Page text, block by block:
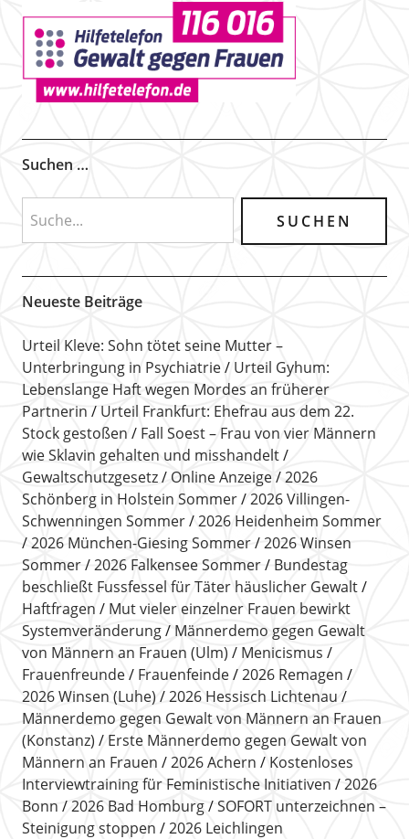
Suchen …
Neueste Beiträge
Urteil Kleve: Sohn tötet seine Mutter –
Unterbringung in Psychiatrie
Urteil Gyhum:
Lebenslange Haft wegen Mordes an früherer
Partnerin
Urteil Frankfurt: Ehefrau aus dem 22.
Stock gestoßen
Fall Soest – Frau von vier Männern
wie Sklavin gehalten und misshandelt
Gewaltschutzgesetz
Online Anzeige
2026
Schönberg in Holstein Sommer
2026 Villingen-
Schwenningen Sommer
2026 Heidenheim Sommer
2026 München-Giesing Sommer
2026 Winsen
Sommer
2026 Falkensee Sommer
Bundestag
beschließt Fussfessel für Täter häuslicher Gewalt
Haftfragen
Mut vieler einzelner Frauen bewirkt
Systemveränderung
Männerdemo gegen Gewalt
von Männern an Frauen (Ulm)
Menicismus
Frauenfreunde
Frauenfeinde
2026 Remagen
2026 Winsen (Luhe)
2026 Hessisch Lichtenau
Männerdemo gegen Gewalt von Männern an Frauen
(Konstanz)
Erste Männerdemo gegen Gewalt von
Männern an Frauen
2026 Achern
Kostenloses
Interviewtraining für Feministische Initiativen
2026
Bonn
2026 Bad Homburg
SOFORT unterzeichnen –
Steinigung stoppen
2026 Leichlingen